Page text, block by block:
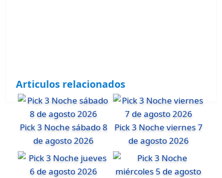
Articulos relacionados
Pick 3 Noche sábado 8
de agosto 2026
Pick 3 Noche viernes 7
de agosto 2026